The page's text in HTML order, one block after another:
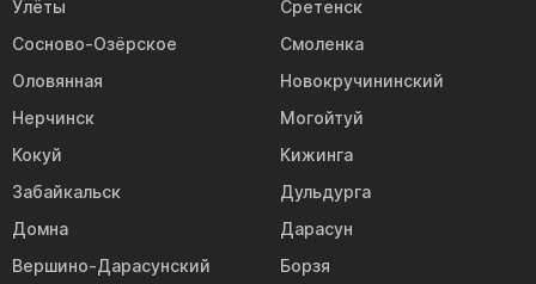
Улёты
Сретенск
Сосново-Озёрское
Смоленка
Оловянная
Новокручининский
Нерчинск
Могойтуй
Кокуй
Кижинга
Забайкальск
Дульдурга
Домна
Дарасун
Вершино-Дарасунский
Борзя